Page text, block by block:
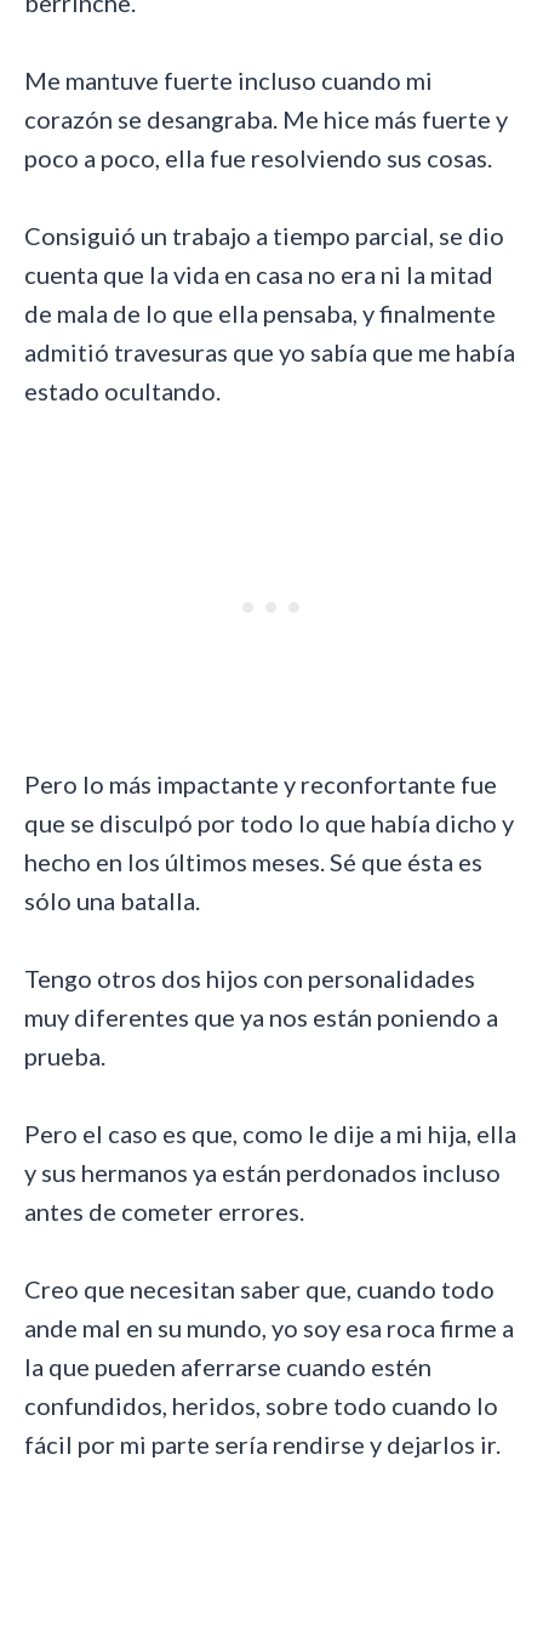
Me mantuve fuerte incluso cuando mi
corazón se desangraba. Me hice más fuerte y
poco a poco, ella fue resolviendo sus cosas.
Consiguió un trabajo a tiempo parcial, se dio
cuenta que la vida en casa no era ni la mitad
de mala de lo que ella pensaba, y finalmente
admitió travesuras que yo sabía que me había
estado ocultando.
Pero lo más impactante y reconfortante fue
que se disculpó por todo lo que había dicho y
hecho en los últimos meses. Sé que ésta es
sólo una batalla.
Tengo otros dos hijos con personalidades
muy diferentes que ya nos están poniendo a
prueba.
Pero el caso es que, como le dije a mi hija, ella
y sus hermanos ya están perdonados incluso
antes de cometer errores.
Creo que necesitan saber que, cuando todo
ande mal en su mundo, yo soy esa roca firme a
la que pueden aferrarse cuando estén
confundidos, heridos, sobre todo cuando lo
fácil por mi parte sería rendirse y dejarlos ir.